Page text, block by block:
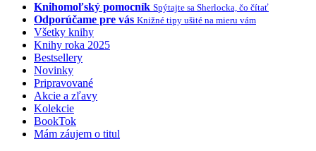
Knihomoľský pomocník Spýtajte sa Sherlocka, čo čítať
Odporúčame pre vás Knižné tipy ušité na mieru vám
Všetky knihy
Knihy roka 2025
Bestsellery
Novinky
Pripravované
Akcie a zľavy
Kolekcie
BookTok
Mám záujem o titul